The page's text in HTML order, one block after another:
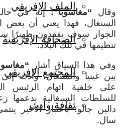
الملف الإفريقي
الصحافة الإفريقية
المجتمع الإفريقي
ثقافة وأدب
وقال “مغاسوبا”:إنه في
السنغال، فهذا يعني أن بعض
الجوار سوف يفقدون ظهيرًا
تنظيمها في تلك البلاد.
وفي هذا السياق أشار
بين غينيا والسنغال، وأدت
على خلفية اتهام الرئيس
للسلطات السنغالية بدعمها
دالين جالو؛ باعتبار الأخير
سال.